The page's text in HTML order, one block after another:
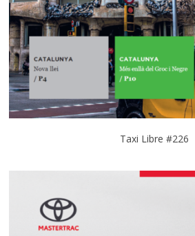
Taxi Libre #226